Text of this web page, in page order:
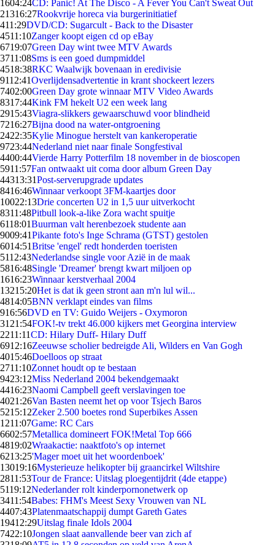
1604:24CD: Panic! At The Disco - A Fever You Can't Sweat Out
21316:27Rookvrije horeca via burgerinitiatief
411:29DVD/CD: Sugarcult - Back to the Disaster
4511:10Zanger koopt eigen cd op eBay
6719:07Green Day wint twee MTV Awards
3711:08Sms is een goed dumpmiddel
4518:38RKC Waalwijk bovenaan in eredivisie
9112:41Overlijdensadvertentie in krant shockeert lezers
7402:00Green Day grote winnaar MTV Video Awards
8317:44Kink FM hekelt U2 een week lang
2915:43Viagra-slikkers gewaarschuwd voor blindheid
7216:27Bijna dood na water-ontgroening
2422:35Kylie Minogue herstelt van kankeroperatie
9723:44Nederland niet naar finale Songfestival
4400:44Vierde Harry Potterfilm 18 november in de bioscopen
5911:57Fan ontwaakt uit coma door album Green Day
44313:31Post-serverupgrade updates
8416:46Winnaar verkoopt 3FM-kaartjes door
10022:13Drie concerten U2 in 1,5 uur uitverkocht
8311:48Pitbull look-a-like Zora wacht spuitje
6118:01Buurman valt herenbezoek studente aan
9009:41Pikante foto's Inge Schrama (GTST) gestolen
6014:51Britse 'engel' redt honderden toeristen
5112:43Nederlandse single voor Azië in de maak
5816:48Single 'Dreamer' brengt kwart miljoen op
1616:23Winnaar kerstverhaal 2004
13215:20Het is dat ik geen stront aan m'n lul wil...
4814:05BNN verklapt eindes van films
916:56DVD en TV: Guido Weijers - Oxymoron
31 21:54FOK!-tv trekt 46.000 kijkers met Georgina interview
2211:11CD: Hilary Duff- Hilary Duff
6912:16Zeeuwse scholier bedreigde Ali, Wilders en Van Gogh
4015:46Doelloos op straat
2711:10Zonnet houdt op te bestaan
9423:12Miss Nederland 2004 bekendgemaakt
4416:23Naomi Campbell geeft verslavingen toe
4021:26Van Basten neemt het op voor Tsjech Baros
5215:12Zeker 2.500 boetes rond Superbikes Assen
1211:07Game: RC Cars
6602:57Metallica domineert FOK!Metal Top 666
4819:02Wraakactie: naaktfoto's op internet
6213:25'Mager moet uit het woordenboek'
13019:16Mysterieuze helikopter bij graancirkel Wiltshire
2811:53Tour de France: Uitslag ploegentijdrit (4de etappe)
5119:12Nederlander rolt kinderpornonetwerk op
3411:54Babes: FHM's Meest Sexy Vrouwen van NL
4407:43Platenmaatschappij dumpt Gareth Gates
19412:29Uitslag finale Idols 2004
7422:10Jongen slaat aanvallende beer van zich af